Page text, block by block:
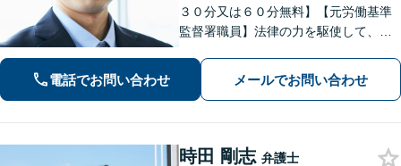
３０分又は６０分無料】【元労働基準
監督署職員】法律の力を駆使して、ト
たいと思っています。費用が不安な方
もご相談ください。【大宮駅徒歩４
電話でお問い合わせ メールでお問い合わせ
時田 剛志 弁護士